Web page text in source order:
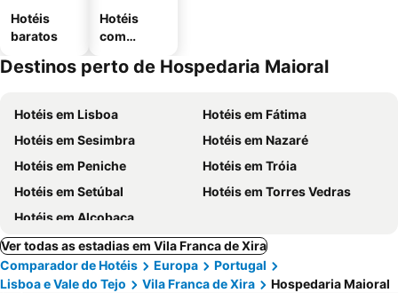
Hotéis
baratos
Hotéis
com
mento
Destinos perto de Hospedaria Maioral
Hotéis em Lisboa
Hotéis em Fátima
Hotéis em Sesimbra
Hotéis em Nazaré
Hotéis em Peniche
Hotéis em Tróia
Hotéis em Setúbal
Hotéis em Torres Vedras
Hotéis em Alcobaça
Ver todas as estadias em Vila Franca de Xira
Comparador de Hotéis
Europa
Portugal
Lisboa e Vale do Tejo
Vila Franca de Xira Hospedaria Maioral